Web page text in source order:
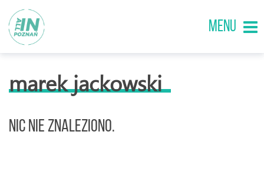
MENU
marek jackowski
Nic nie znaleziono.